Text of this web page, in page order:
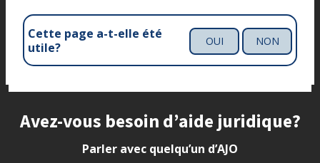
Cette page a-t-elle été
utile?
OUI NON
Site footer
Avez-vous besoin d’aide juridique?
Parler avec quelqu’un d’AJO